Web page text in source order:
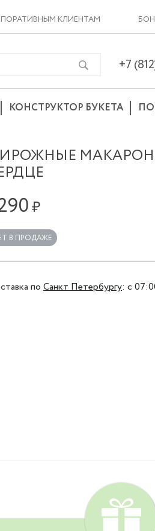
КЛИЕНТАМ
+7
КОНСТРУКТОР БУКЕТА
₽
В ПРОДАЖЕ
по Санкт Петербургу: с